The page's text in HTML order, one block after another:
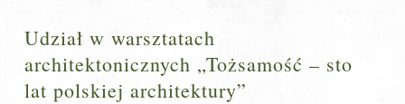
Udział w warsztatach
architektonicznych „Tożsamość – sto
lat polskiej architektury”